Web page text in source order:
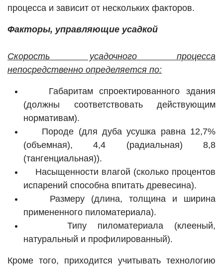
процесса и зависит от нескольких факторов.
Факторы, управляющие усадкой
Скорость усадочного процесса
непосредственно определяется по:
Габаритам спроектированного здания
(должны соответствовать действующим
нормативам).
Породе (для дуба усушка равна 12,7%
(объемная), 4,4 (радиальная) 8,8
(тангенциальная)).
Насыщенности влагой (сколько процентов
испарений способна впитать древесина).
Размеру (длина, толщина и ширина
примененного пиломатериала).
Типу пиломатериала (клееный,
натуральный и профилированный).
Кроме того, приходится учитывать технологию